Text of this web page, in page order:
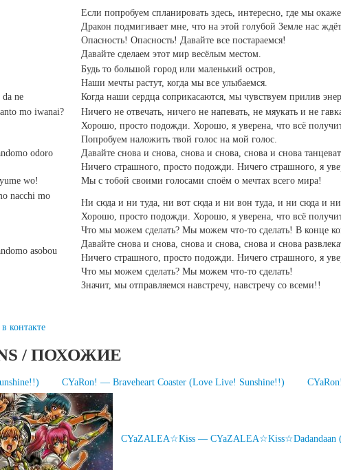
Если попробуем спланировать здесь, интересно, где мы
Дракон подмигивает мне, что на этой голубой Земле нас ждёт
Опасность! Опасность! Давайте все постараемся!
Давайте сделаем этот мир весёлым местом.
ne
Будь то большой город или маленький остров,
Наши мечты растут, когда мы все улыбаемся.
Когда наши сердца соприкасаются, мы чувствуем прилив
mo iwanai?
odoro
wo!
Ничего не отвечать, ничего не напевать, не мяукать и не
Хорошо, просто подожди. Хорошо, я уверена, что всё
Попробуем наложить твой голос на мой голос.
Давайте снова и снова, снова и снова, снова и снова
Ничего страшного, просто подожди. Ничего страшного, я
Мы с тобой своими голосами споём о мечтах всего мира!
nacchi mo
asobou
Ни сюда и ни туда, ни вот сюда и ни вон туда, и ни сюда и
Хорошо, просто подожди. Хорошо, я уверена, что всё
Что мы можем сделать? Мы можем что-то сделать! В конце
Давайте снова и снова, снова и снова, снова и снова
Ничего страшного, просто подожди. Ничего страшного, я
Что мы можем сделать? Мы можем что-то сделать!
Значит, мы отправляемся навстречу, навстречу со всеми!!
контакте
/ ПОХОЖИЕ
CYaRon! — Braveheart Coaster (Love Live! Sunshine!!)
CYaZALEA☆Kiss — CYaZALEA☆Kiss☆Dadandaan